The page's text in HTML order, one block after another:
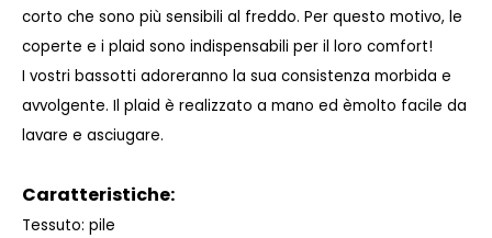
corto che sono più sensibili al freddo. Per questo motivo, le
coperte e i plaid sono indispensabili per il loro comfort!
I vostri bassotti adoreranno la sua consistenza morbida e
avvolgente. Il plaid è realizzato a mano ed èmolto facile da
lavare e asciugare.
Caratteristiche:
Tessuto: pile